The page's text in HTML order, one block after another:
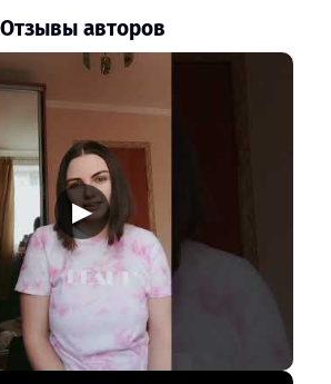
Отзывы авторов
▶